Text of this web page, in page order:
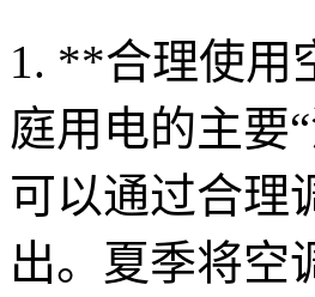
1. **合理使用
庭用电的主要
可以通过合理
出。夏季将空